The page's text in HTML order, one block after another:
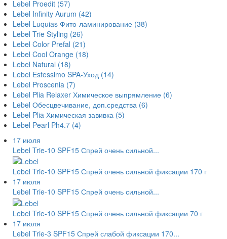
Lebel Proedit (57)
Lebel Infinity Aurum (42)
Lebel Luquias Фито-ламинирование (38)
Lebel Trie Styling (26)
Lebel Color Prefal (21)
Lebel Cool Orange (18)
Lebel Natural (18)
Lebel Estessimo SPA-Уход (14)
Lebel Proscenia (7)
Lebel Plia Relaxer Химическое выпрямление (6)
Lebel Обесцвечивание, доп.средства (6)
Lebel Plia Химическая завивка (5)
Lebel Pearl Ph4.7 (4)
17 июля
Lebel Trie-10 SPF15 Спрей очень сильной...
Lebel Trie-10 SPF15 Спрей очень сильной фиксации 170 г
17 июля
Lebel Trie-10 SPF15 Спрей очень сильной...
Lebel Trie-10 SPF15 Спрей очень сильной фиксации 70 г
17 июля
Lebel Trie-3 SPF15 Спрей слабой фиксации 170...